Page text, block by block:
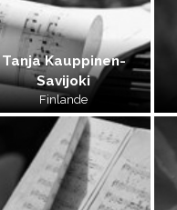
Tanja Kauppinen-
Savijoki
Finlande